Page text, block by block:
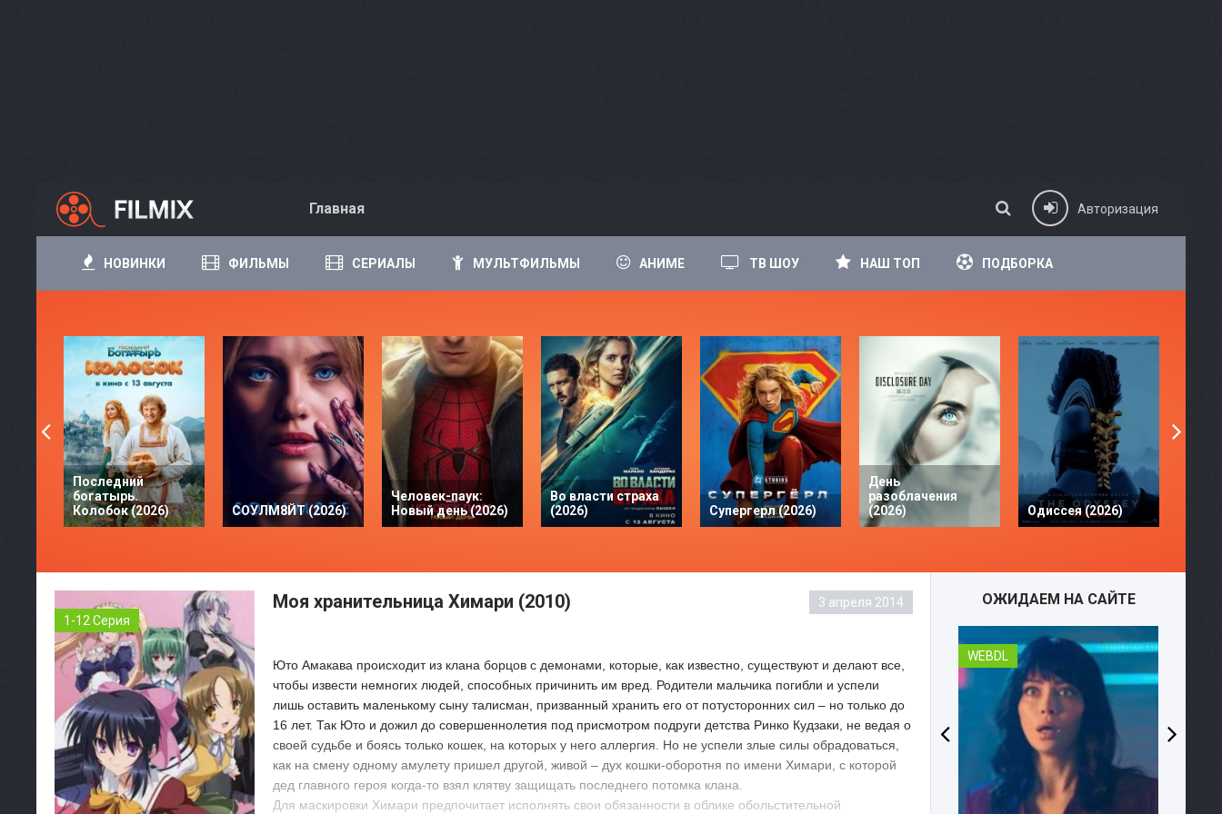
Главная Авторизация
НОВИНКИ ФИЛЬМЫ СЕРИАЛЫ МУЛЬТФИЛЬМЫ АНИМЕ ТВ ШОУ НАШ ТОП ПОДБОРКА
Последний
богатырь.
Колобок (2026)
СОУЛМ8ЙТ (2026)
Человек-паук:
Новый день (2026)
Во власти страха
(2026)
Супергерл (2026)
День
разоблачения
(2026)
Одиссея (2026)
1-12 Серия
Моя хранительница Химари (2010) 3 апреля 2014
Юто Амакава происходит из клана борцов с демонами, которые, как известно, существуют и делают все,
чтобы извести немногих людей, способных причинить им вред. Родители мальчика погибли и успели
лишь оставить маленькому сыну талисман, призванный хранить его от потусторонних сил – но только до
16 лет. Так Юто и дожил до совершеннолетия под присмотром подруги детства Ринко Кудзаки, не ведая о
своей судьбе и боясь только кошек, на которых у него аллергия. Но не успели злые силы обрадоваться,
как на смену одному амулету пришел другой, живой – дух кошки-оборотня по имени Химари, с которой
дед главного героя когда-то взял клятву защищать последнего потомка клана.
Для маскировки Химари предпочитает исполнять свои обязанности в облике обольстительной
ОЖИДАЕМ НА САЙТЕ
WEBDL